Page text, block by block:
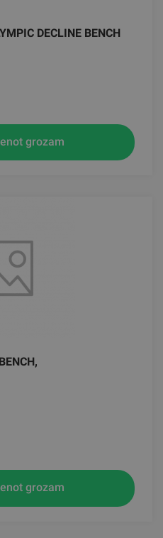
DECLINE BENCH
grozam
grozam